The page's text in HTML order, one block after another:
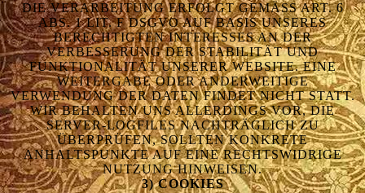
DIE VERARBEITUNG ERFOLGT GEMÄSS ART. 6 A
BS. 1 LIT. F DSGVO AUF BASIS UNSERES B
ERECHTIGTEN INTERESSES AN DER V
ERBESSERUNG DER STABILITÄT UND F
UNKTIONALITÄT UNSERER WEBSITE. EINE W
EITERGABE ODER ANDERWEITIGE V
ERWENDUNG DER DATEN FINDET NICHT STATT. W
IR BEHALTEN UNS ALLERDINGS VOR, DIE S
ERVER-LOGFILES NACHTRÄGLICH ZU Ü
BERPRÜFEN, SOLLTEN KONKRETE A
NHALTSPUNKTE AUF EINE RECHTSWIDRIGE N
UTZUNG HINWEISEN.
3) COOKIES